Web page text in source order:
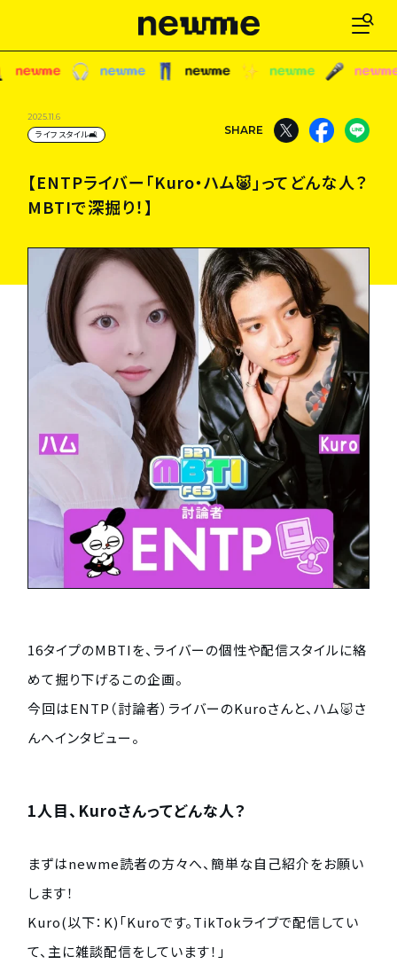
【ENTPライバー「Kuro・ハム🐷」ってどんな人？
MBTIで深掘り！】
2025.11.6
ライフスタイル🛋 SHARE
【ENTPライバー「Kuro・ハム🐷」ってどんな人？
MBTIで深掘り！】
16タイプのMBTIを、ライバーの個性や配信スタイルに絡
めて掘り下げるこの企画。
今回はENTP（討論者）ライバーのKuroさんと、ハム🐷さ
んへインタビュー。
1人目、Kuroさんってどんな人？
まずはnewme読者の方々へ、簡単な自己紹介をお願い
します！
Kuro(以下：K)「Kuroです。TikTokライブで配信してい
て、主に雑談配信をしています！」